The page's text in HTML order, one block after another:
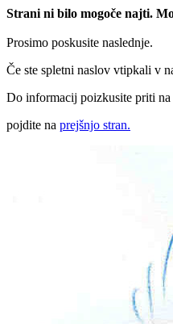
Strani ni bilo mogoče najti.
Prosimo poskusite naslednje.
Če ste spletni naslov vtipkali v
Do informacij poizkusite priti na
pojdite na prejšnjo stran.